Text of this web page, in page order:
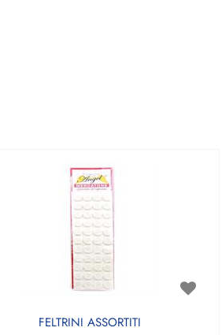
FELTRINI ASSORTITI